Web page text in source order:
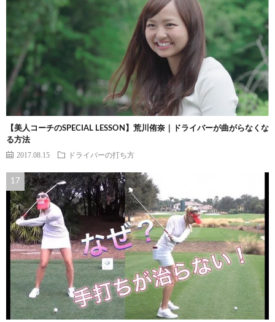
【美人コーチのSPECIAL LESSON】荒川侑奈｜ドライバーが曲がらなくな
る方法
2017.08.15 ドライバーの打ち方